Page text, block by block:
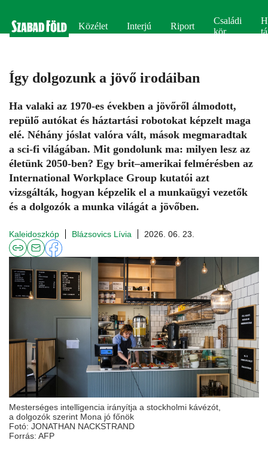
Közélet Interjú Riport
Családi
kör
Így dolgozunk a jövő irodáiban
Ha valaki az 1970-es években a jövőről álmodott,
repülő autókat és háztartási robotokat képzelt maga
elé. Néhány jóslat valóra vált, mások megmaradtak
a sci-fi világában. Mit gondolunk ma: milyen lesz az
életünk 2050-ben? Egy brit–amerikai felmérésben az
International Workplace Group kutatói azt
vizsgálták, hogyan képzelik el a munkaügyi vezetők
és a dolgozók a munka világát a jövőben.
Kaleidoszkóp Blázsovics Lívia 2026. 06. 23.
Mesterséges intelligencia irányítja a stockholmi kávézót,
a dolgozók szerint Mona jó főnök
Fotó: JONATHAN NACKSTRAND
Forrás: AFP